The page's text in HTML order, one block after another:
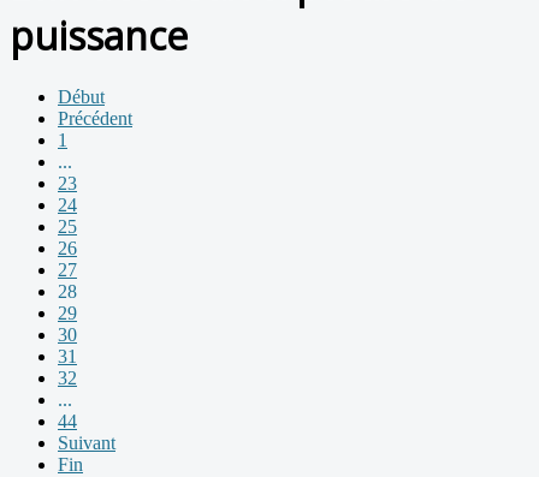
puissance
Début
Précédent
1
...
23
24
25
26
27
28
29
30
31
32
...
44
Suivant
Fin